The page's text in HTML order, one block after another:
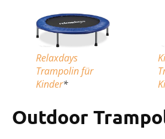
Relaxdays
Trampolin für
Kinder*
Outdoor